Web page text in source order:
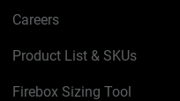
Careers
Product List & SKUs
Firebox Sizing Tool